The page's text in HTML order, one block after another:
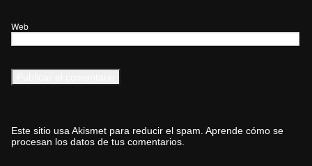
Web
Este sitio usa Akismet para reducir el spam. Aprende cómo se
procesan los datos de tus comentarios.